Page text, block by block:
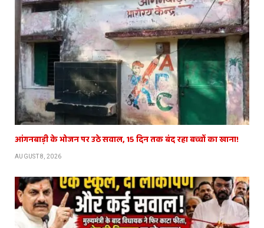
आंगनबाड़ी के भोजन पर उठे सवाल, 15 दिन तक बंद रहा बच्चों का खाना!
AUGUST 8, 2026